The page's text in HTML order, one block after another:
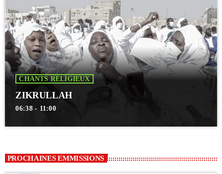
CHANTS RELIGIEUX
ZIKRULLAH
06:38 - 11:00
PROCHAINES EMMISSIONS